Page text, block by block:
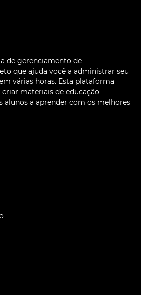
de gerenciamento de
que ajuda você a administrar seu
várias horas. Esta plataforma
materiais de educação
alunos a aprender com os melhores